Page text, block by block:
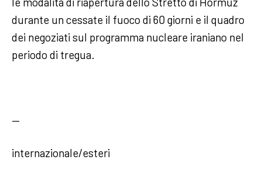
durante un cessate il fuoco di 60 giorni e il quadro
dei negoziati sul programma nucleare iraniano nel
periodo di tregua.
—
internazionale/esteri